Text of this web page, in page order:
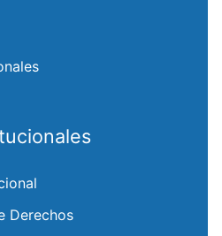
Derechos